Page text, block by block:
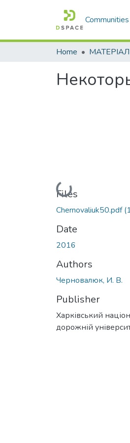
Home
Loading...
Files
Chernovaliuk50.pdf
Date
2016
Authors
Черновалюк, И. В.
Publisher
Харківський
дорожній